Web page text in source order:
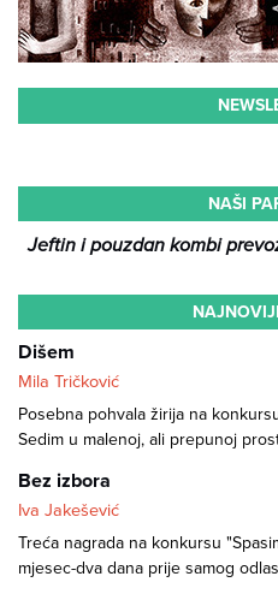
NAŠI
Jeftin i pouzdan kombi
Dišem
Mila Tričković
Posebna pohvala žirija na
Sedim u malenoj, ali prepunoj
Bez izbora
Iva Jakešević
Treća nagrada na konkursu
mjesec-dva dana prije samog